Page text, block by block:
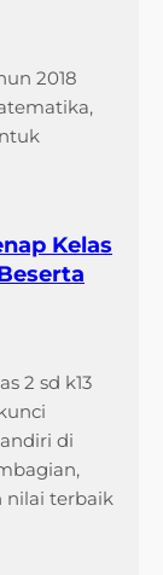
2018
Kelas
2 sd k13
di
nilai terbaik